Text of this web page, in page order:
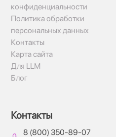
конфиденциальности
Политика обработки
персональных данных
Контакты
Карта сайта
Для LLM
Блог
Контакты
8 (800) 350-89-07